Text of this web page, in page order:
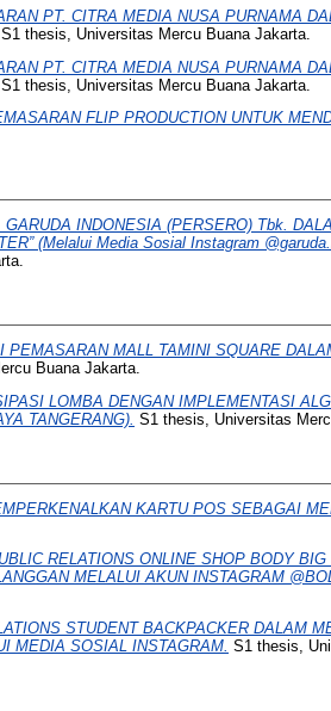
PT. CITRA MEDIA NUSA PURNAMA
S1 thesis, Universitas Mercu Buana Jakarta.
PT. CITRA MEDIA NUSA PURNAMA
S1 thesis, Universitas Mercu Buana Jakarta.
FLIP PRODUCTION UNTUK
INDONESIA (PERSERO) Tbk.
(Melalui Media Sosial Instagram
PEMASARAN MALL TAMINI SQUARE
Buana Jakarta.
LOMBA DENGAN IMPLEMENTASI
TANGERANG). S1 thesis, Universitas
KARTU POS SEBAGAI
RELATIONS ONLINE SHOP BODY
MELALUI AKUN INSTAGRAM
STUDENT BACKPACKER DALAM
MEDIA SOSIAL INSTAGRAM. S1 thesis,